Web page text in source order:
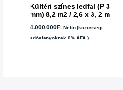
Kültéri színes ledfal (P 3
mm) 8,2 m2 / 2,6 x 3, 2 m
4.000.000Ft Nettó (közösségi
adóalanyoknak 0% ÁFA.)